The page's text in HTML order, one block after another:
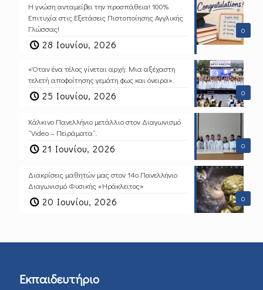
0
Η γνώση ανταμείβει την προσπάθεια! 100%
Επιτυχία στις Εξετάσεις Πιστοποίησης Αγγλικής
Γλώσσας!
28 Ιουνίου, 2026
0
«Όταν ένα τέλος γίνεται αρχή: Μια αξέχαστη
τελετή αποφοίτησης γεμάτη φως και όνειρα».
25 Ιουνίου, 2026
0
Χάλκινο Πανελλήνιο μετάλλιο στον Διαγωνισμό
“Video – Πειράματα”.
21 Ιουνίου, 2026
0
Διακρίσεις μαθητών μας στον 14ο Πανελλήνιο
Διαγωνισμό Φυσικής «Ηράκλειτος»
20 Ιουνίου, 2026
Εκπαιδευτήριο